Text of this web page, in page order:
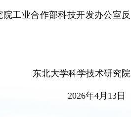
工业合作部科技开发办公室反
东北大学科学技术研究院
2026年4 月 13日